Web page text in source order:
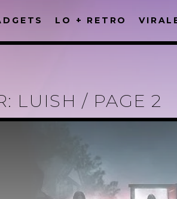
LO + RETRO
LUISH / PAGE 2